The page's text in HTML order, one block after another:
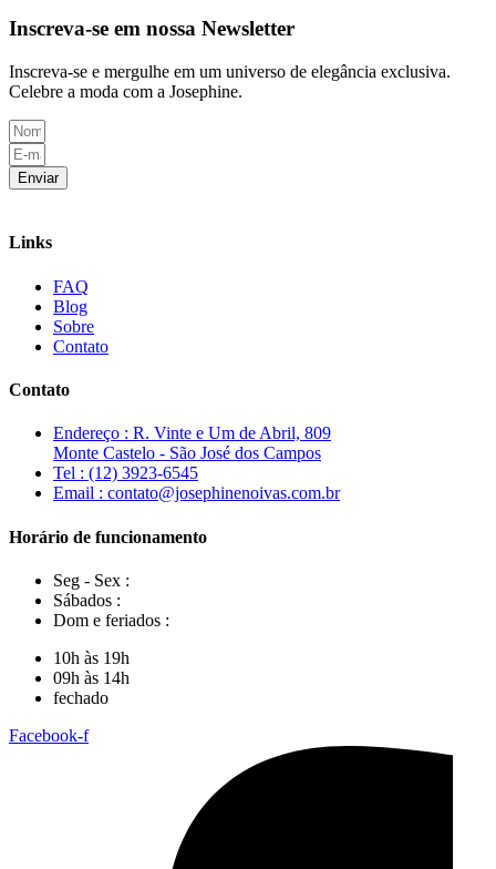
Inscreva-se em nossa Newsletter
Inscreva-se e mergulhe em um universo de elegância exclusiva.
Celebre a moda com a Josephine.
Enviar
Links
FAQ
Blog
Sobre
Contato
Contato
Endereço : R. Vinte e Um de Abril, 809
Monte Castelo - São José dos Campos
Tel : (12) 3923-6545
Email : contato@josephinenoivas.com.br
Horário de funcionamento
Seg - Sex :
Sábados :
Dom e feriados :
10h às 19h
09h às 14h
fechado
Facebook-f